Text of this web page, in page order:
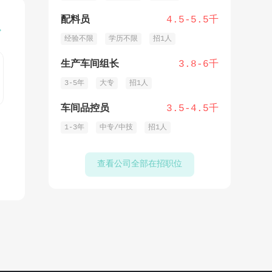
配料员 4.5-5.5千
经验不限 学历不限 招1人
生产车间组长 3.8-6千
3-5年 大专 招1人
车间品控员 3.5-4.5千
1-3年 中专/中技 招1人
查看公司全部在招职位